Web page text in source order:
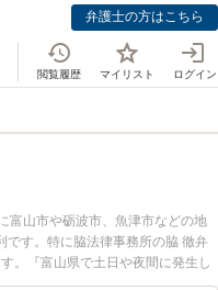
弁護士の方はこちら
閲覧履歴 マイリスト ログイン
富山市や砺波市、魚津市などの地
す。特に脇法律事務所の脇 徹弁
。『富山県で土日や夜間に発生し
の弁護士を検索したい』『初回相